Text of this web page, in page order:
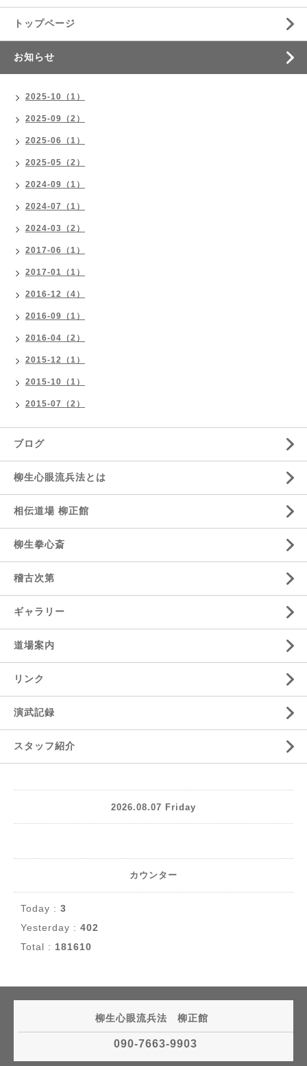
トップページ
お知らせ
2025-10（1）
2025-09（2）
2025-06（1）
2025-05（2）
2024-09（1）
2024-07（1）
2024-03（2）
2017-06（1）
2017-01（1）
2016-12（4）
2016-09（1）
2016-04（2）
2015-12（1）
2015-10（1）
2015-07（2）
ブログ
柳生心眼流兵法とは
相伝道場 柳正館
柳生拳心斎
稽古次第
ギャラリー
道場案内
リンク
演武記録
スタッフ紹介
2026.08.07 Friday
カウンター
Today : 3
Yesterday : 402
Total : 181610
柳生心眼流兵法 柳正館
090-7663-9903